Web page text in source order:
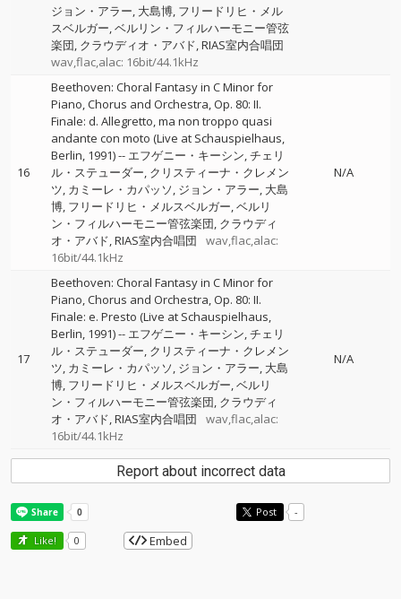
ジョン・アラー 大島博 フリードリヒ・メル
スベルガー ベルリン・フィルハーモニー管弦
楽団 クラウディオ・アバド RIAS室内合唱団
wav,flac,alac: 16bit/44.1kHz
16
Beethoven: Choral Fantasy in C Minor for
Piano, Chorus and Orchestra, Op. 80: II.
Finale: d. Allegretto, ma non troppo quasi
andante con moto (Live at Schauspielhaus,
Berlin, 1991)-- エフゲニー・キーシン チェリ
ル・ステューダー クリスティーナ・クレメン
ツ カミーレ・カパッソ ジョン・アラー 大島
博 フリードリヒ・メルスベルガー ベルリ
ン・フィルハーモニー管弦楽団 クラウディ
オ・アバド RIAS室内合唱団
wav,flac,alac:
16bit/44.1kHz
N/A
17
Beethoven: Choral Fantasy in C Minor for
Piano, Chorus and Orchestra, Op. 80: II.
Finale: e. Presto (Live at Schauspielhaus,
Berlin, 1991)-- エフゲニー・キーシン チェリ
ル・ステューダー クリスティーナ・クレメン
ツ カミーレ・カパッソ ジョン・アラー 大島
博 フリードリヒ・メルスベルガー ベルリ
ン・フィルハーモニー管弦楽団 クラウディ
オ・アバド RIAS室内合唱団
wav,flac,alac:
16bit/44.1kHz
N/A
Report about incorrect data
Post -
Like! 0 Embed